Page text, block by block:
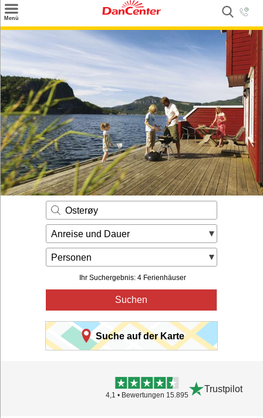
Menü
Weitere Urlaubsziele
Angebote
Inspiration
Kontakt
Gut zu wissen
Login
Osterøy
Anreise und Dauer
Personen
Ihr Suchergebnis: 4 Ferienhäuser
Suchen
Suche auf der Karte
4,1 • Bewertungen 15.895
Trustpilot